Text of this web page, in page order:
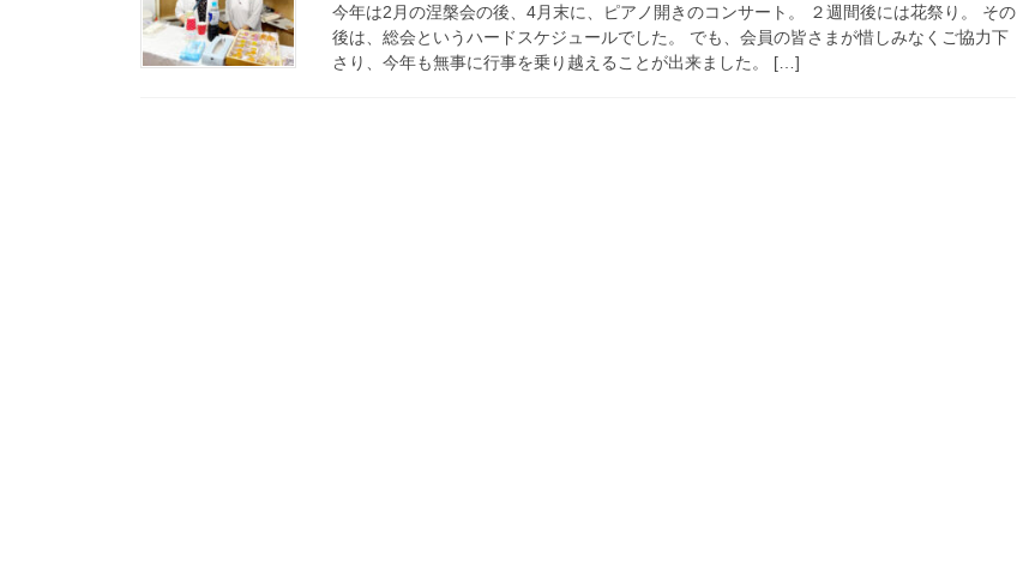
今年は2月の涅槃会の後、4月末に、ピアノ開きのコンサート。 ２週間後には花祭り。 その
後は、総会というハードスケジュールでした。 でも、会員の皆さまが惜しみなくご協力下
さり、今年も無事に行事を乗り越えることが出来ました。 […]